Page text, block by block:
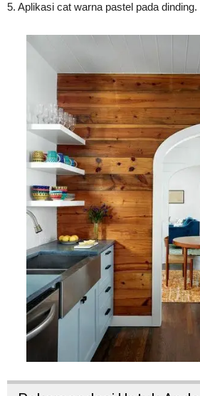
5. Aplikasi cat warna pastel pada dinding.